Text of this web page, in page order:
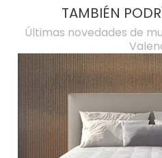
TAMBIÉN
Últimas novedades de